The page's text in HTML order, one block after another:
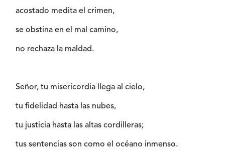
acostado medita el crimen,
se obstina en el mal camino,
no rechaza la maldad.
Señor, tu misericordia llega al cielo,
tu fidelidad hasta las nubes,
tu justicia hasta las altas cordilleras;
tus sentencias son como el océano inmenso.